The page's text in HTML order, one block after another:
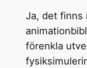
Ja, det finns
förenkla